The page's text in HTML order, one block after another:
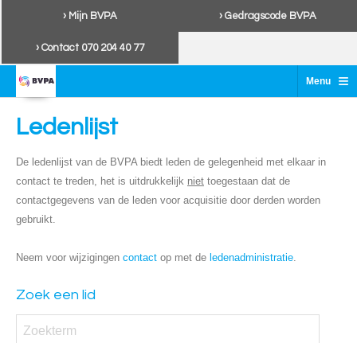
› Mijn BVPA › Gedragscode BVPA
› Contact 070 204 40 77
Menu ≡
Ledenlijst
De ledenlijst van de BVPA biedt leden de gelegenheid met elkaar in
contact te treden, het is uitdrukkelijk niet toegestaan dat de
contactgegevens van de leden voor acquisitie door derden worden
gebruikt.
Neem voor wijzigingen contact op met de ledenadministratie.
Zoek een lid